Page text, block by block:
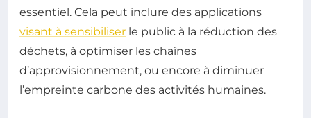
essentiel. Cela peut inclure des applications
visant à sensibiliser le public à la réduction des
déchets, à optimiser les chaînes
d’approvisionnement, ou encore à diminuer
l’empreinte carbone des activités humaines.